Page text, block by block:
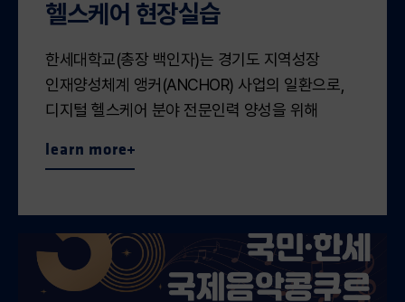
헬스케어 현장실습
한세대학교(총장 백인자)는 경기도 지역성장
인재양성체계 앵커(ANCHOR) 사업의 일환으로,
디지털 헬스케어 분야 전문인력 양성을 위해
체결하고, 간호학과 학생들을 대상으로 ‘디지털
24일 실시했다. 한세대학교 앵커사업단과
분당서울대학교병원 의료인공지능센터는 이번
협약을 통해 ▲디지털 헬스케어 AI 솔루션 개발
교육과정 등 참여 및 지원 ▲보건의료·디지털
learn more